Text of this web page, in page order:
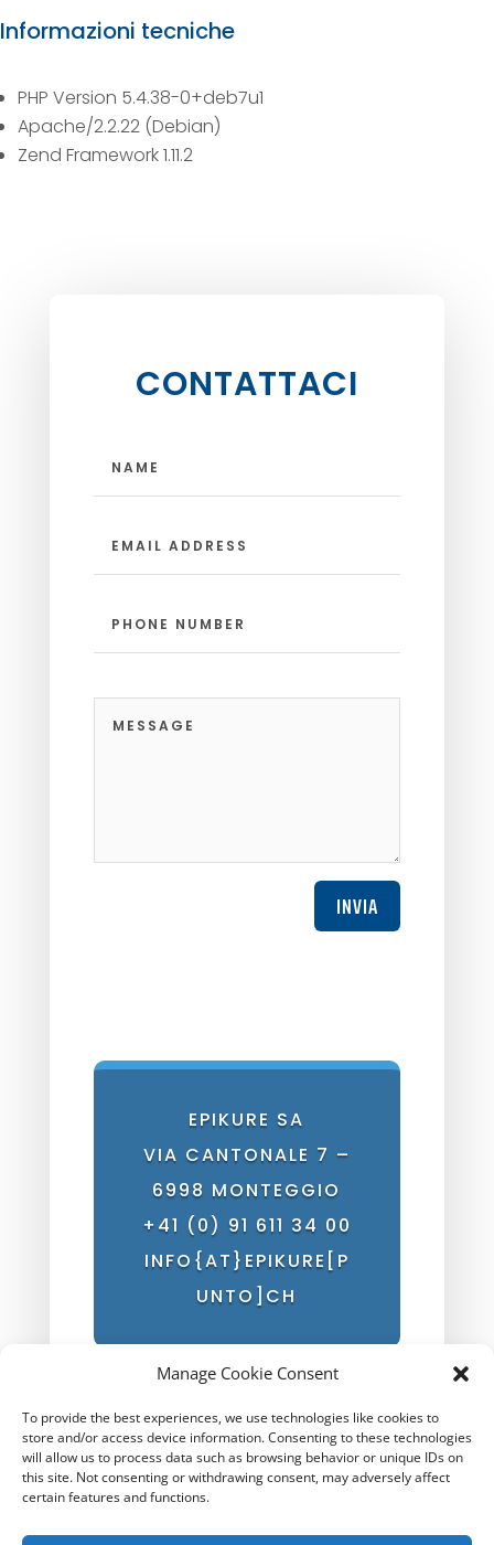
Manage Cookie Consent
To provide the best experiences, we use technologies like cookies to
store and/or access device information. Consenting to these technologies
will allow us to process data such as browsing behavior or unique IDs on
this site. Not consenting or withdrawing consent, may adversely affect
certain features and functions.
Informazioni tecniche
PHP Version 5.4.38-0+deb7u1
Apache/2.2.22 (Debian)
Zend Framework 1.11.2
CONTATTACI
INVIA
EPIKURE SA
VIA CANTONALE 7 –
6998 MONTEGGIO
+41 (0) 91 611 34 00
INFO{AT}EPIKURE[P
UNTO]CH
Orari apertura
Da Lunedi a Venerdi
18.00